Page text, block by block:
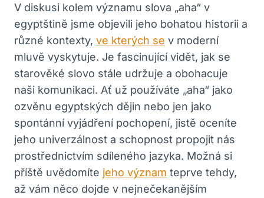
V diskusi kolem významu slova „aha“ ⁢v
egyptštině jsme objevili jeho‌ bohatou historii a
různé‍ kontexty, ve kterých se v moderní
mluvě vyskytuje. Je fascinující ‌vidět, jak se
⁤starověké‍ slovo stále udržuje a obohacuje
naši komunikaci. Ať už používáte „aha“ jako
ozvěnu⁣ egyptských dějin⁣ nebo jen jako
spontánní vyjádření pochopení, jistě oceníte
jeho univerzálnost a schopnost propojit nás
prostřednictvím sdíleného jazyka. Možná si
příště ⁢uvědomíte jeho význam teprve tehdy,
až vám něco dojde v nejnečekanějším